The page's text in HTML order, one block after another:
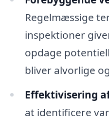
Regelmæssige
inspektioner
opdage
bliver alvorlige
Effektivisering
at identificere